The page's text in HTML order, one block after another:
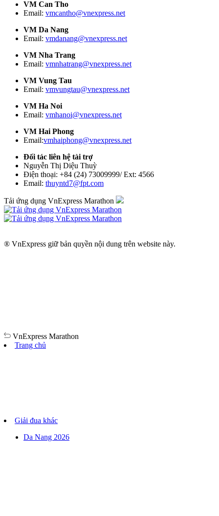
VM Can Tho
Email: vmcantho@vnexpress.net
VM Da Nang
Email: vmdanang@vnexpress.net
VM Nha Trang
Email: vmnhatrang@vnexpress.net
VM Vung Tau
Email: vmvungtau@vnexpress.net
VM Ha Noi
Email: vmhanoi@vnexpress.net
VM Hai Phong
Email:vmhaiphong@vnexpress.net
Đối tác liên hệ tài trợ
Nguyễn Thị Diệu Thuỳ
Điện thoại: +84 (24) 73009999/ Ext: 4566
Email: thuyntd7@fpt.com
Tải ứng dụng VnExpress Marathon
® VnExpress giữ bản quyền nội dung trên website này.
VnExpress Marathon
Trang chủ
Giải đua khác
Da Nang 2026